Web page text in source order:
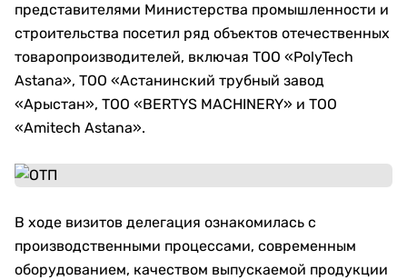
представителями Министерства промышленности и
строительства посетил ряд объектов отечественных
товаропроизводителей, включая ТОО «PolyTech
Astana», ТОО «Астанинский трубный завод
«Арыстан», ТОО «BERTYS MACHINERY» и ТОО
«Amitech Astana».
В ходе визитов делегация ознакомилась с
производственными процессами, современным
оборудованием, качеством выпускаемой продукции